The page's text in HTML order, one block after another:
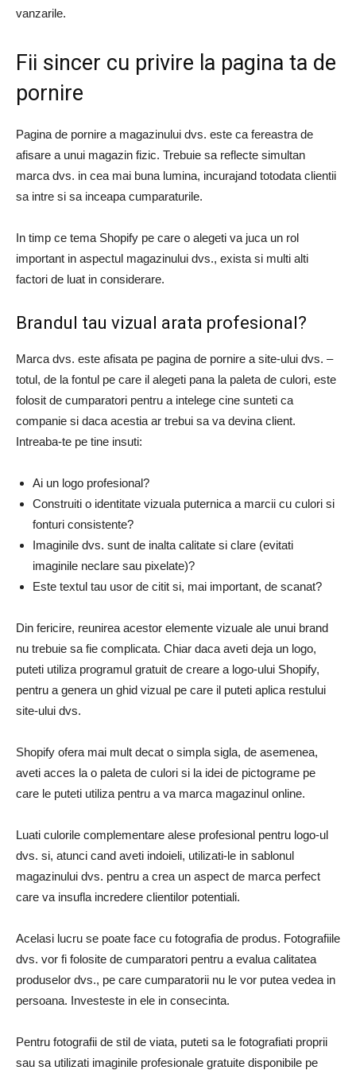
vanzarile.
Fii sincer cu privire la pagina ta de
pornire
Pagina de pornire a magazinului dvs. este ca fereastra de
afisare a unui magazin fizic. Trebuie sa reflecte simultan
marca dvs. in cea mai buna lumina, incurajand totodata clientii
sa intre si sa inceapa cumparaturile.
In timp ce tema Shopify pe care o alegeti va juca un rol
important in aspectul magazinului dvs., exista si multi alti
factori de luat in considerare.
Brandul tau vizual arata profesional?
Marca dvs. este afisata pe pagina de pornire a site-ului dvs. –
totul, de la fontul pe care il alegeti pana la paleta de culori, este
folosit de cumparatori pentru a intelege cine sunteti ca
companie si daca acestia ar trebui sa va devina client.
Intreaba-te pe tine insuti:
Ai un logo profesional?
Construiti o identitate vizuala puternica a marcii cu culori si
fonturi consistente?
Imaginile dvs. sunt de inalta calitate si clare (evitati
imaginile neclare sau pixelate)?
Este textul tau usor de citit si, mai important, de scanat?
Din fericire, reunirea acestor elemente vizuale ale unui brand
nu trebuie sa fie complicata. Chiar daca aveti deja un logo,
puteti utiliza programul gratuit de creare a logo-ului Shopify,
pentru a genera un ghid vizual pe care il puteti aplica restului
site-ului dvs.
Shopify ofera mai mult decat o simpla sigla, de asemenea,
aveti acces la o paleta de culori si la idei de pictograme pe
care le puteti utiliza pentru a va marca magazinul online.
Luati culorile complementare alese profesional pentru logo-ul
dvs. si, atunci cand aveti indoieli, utilizati-le in sablonul
magazinului dvs. pentru a crea un aspect de marca perfect
care va insufla incredere clientilor potentiali.
Acelasi lucru se poate face cu fotografia de produs. Fotografiile
dvs. vor fi folosite de cumparatori pentru a evalua calitatea
produselor dvs., pe care cumparatorii nu le vor putea vedea in
persoana. Investeste in ele in consecinta.
Pentru fotografii de stil de viata, puteti sa le fotografiati proprii
sau sa utilizati imaginile profesionale gratuite disponibile pe